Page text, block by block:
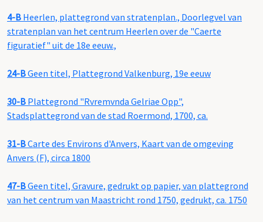
4-B Heerlen, plattegrond van stratenplan., Doorlegvel van
stratenplan van het centrum Heerlen over de "Caerte
figuratief" uit de 18e eeuw.,
24-BGeen titel, Plattegrond Valkenburg, 19e eeuw
30-B Plattegrond "Rvremvnda Gelriae Opp",
Stadsplattegrond van de stad Roermond, 1700, ca.
31-BCarte des Environs d'Anvers, Kaart van de omgeving
Anvers (F), circa 1800
47-BGeen titel, Gravure, gedrukt op papier, van plattegrond
van het centrum van Maastricht rond 1750, gedrukt, ca. 1750